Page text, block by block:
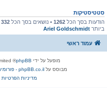
סטטיסטיקות
הודעות בסך הכל 1262 • נושאים בסך הכל 332
ביותר Ariel Goldschmidt
עמוד ראשי
מופעל על ידי phpBB
® Forum Software © phpBB Limited
מבוסס על phpBB.co.il - פורומים בעברית
מדיניות הפרטיות